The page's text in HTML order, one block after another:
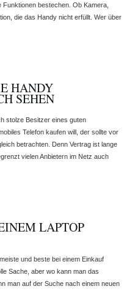
bestechen. Ob Kamera,
die das Handy nicht erfüllt. Wer über
HANDY
SEHEN
stolze Besitzer eines guten
Telefon kaufen will, der sollte vor
betrachten. Denn Vertrag ist lange
vielen Anbietern im Netz auch
LAPTOP
und beste bei einem Einkauf
Sache, aber wo kann man das
man auf der Suche nach einem neuen